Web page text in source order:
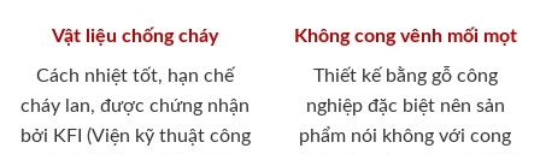
Vật liệu chống cháy
Cách nhiệt tốt, hạn chế
cháy lan, được chứng nhận
bởi KFI (Viện kỹ thuật công
Không cong vênh mối mọt
Thiết kế bằng gỗ công
nghiệp đặc biệt nên sản
phẩm nói không với cong